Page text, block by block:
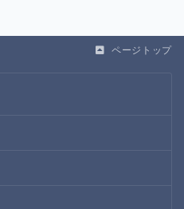
ページトップ